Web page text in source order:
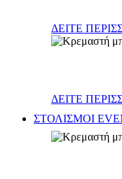
ΔΕΙΤΕ
ΔΕΙΤΕ
ΣΤΟΛΙΣΜΟΙ